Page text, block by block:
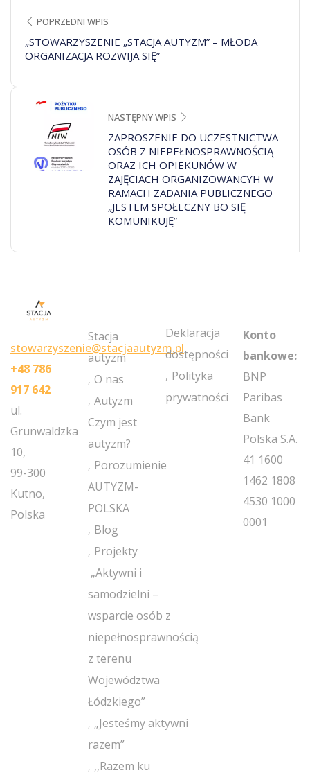
POPRZEDNI WPIS
„STOWARZYSZENIE „STACJA AUTYZM” – MŁODA
ORGANIZACJA ROZWIJA SIĘ”
NASTĘPNY WPIS
ZAPROSZENIE DO UCZESTNICTWA
OSÓB Z NIEPEŁNOSPRAWNOŚCIĄ
ORAZ ICH OPIEKUNÓW W
ZAJĘCIACH ORGANIZOWANCYH W
RAMACH ZADANIA PUBLICZNEGO
„JESTEM SPOŁECZNY BO SIĘ
KOMUNIKUJĘ”
stowarzyszenie@stacjaautyzm.pl
+48 786
917 642
ul.
Grunwaldzka
10,
99-300
Kutno,
Polska
Stacja
autyzm
O nas
Autyzm
Czym jest
autyzm?
Porozumienie
AUTYZM-
POLSKA
Blog
Projekty
„Aktywni i
samodzielni –
wsparcie osób z
niepełnosprawnością
z terenu
Województwa
Łódzkiego”
„Jesteśmy aktywni
razem”
,,Razem ku
Deklaracja
dostępności
Polityka
prywatności
Konto
bankowe:
BNP
Paribas
Bank
Polska S.A.
41 1600
1462 1808
4530 1000
0001